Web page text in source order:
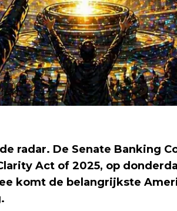
radar. De Senate Banking
Act of 2025, op
komt de belangrijkste